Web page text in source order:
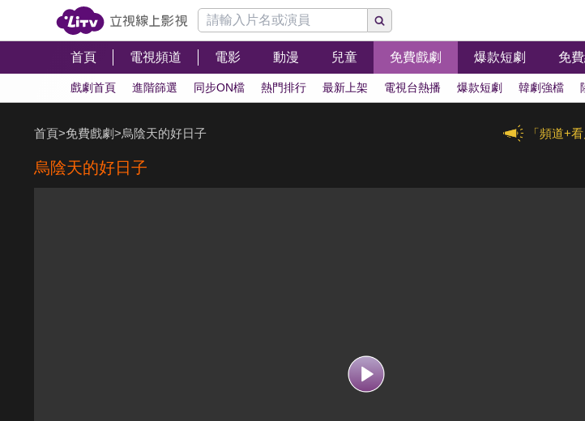
首頁 電視頻道 電影 動漫 兒童 免費戲劇 爆款短劇 免
戲劇首頁 進階篩選 同步ON檔 熱門排行 最新上架 電視台熱播 爆款短劇 韓劇強檔
「頻道+
首頁>免費戲劇>烏陰天的好日子
烏陰天的好日子